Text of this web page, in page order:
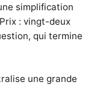
simplification
: vingt-deux
qui termine
une grande